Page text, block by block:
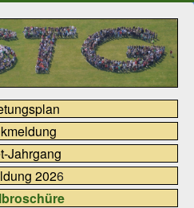
Jahrgang
2026